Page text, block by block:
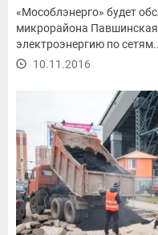
«Мособлэнерго» будет
микрорайона
электроэнергию по
10.11.2016